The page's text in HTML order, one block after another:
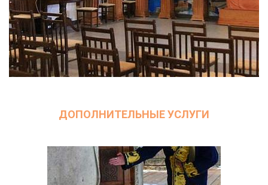
ДОПОЛНИТЕЛЬНЫЕ УСЛУГИ